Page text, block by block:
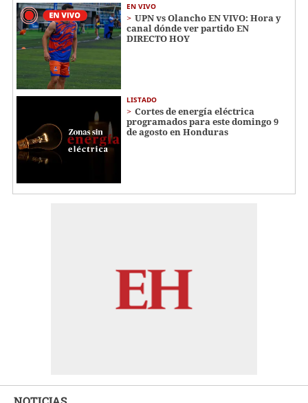
EN VIVO
UPN vs Olancho EN VIVO: Hora y
canal dónde ver partido EN
DIRECTO HOY
LISTADO
Cortes de energía eléctrica
programados para este domingo 9
de agosto en Honduras